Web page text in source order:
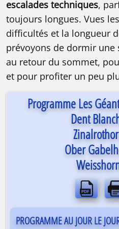
escalades techniques,
toujours longues. Vues
difficultés et la longueur
prévoyons de dormir une
au retour du sommet,
et pour profiter un peu
Programme Les
Dent
Ober
PROGRAMME AU JOUR LE